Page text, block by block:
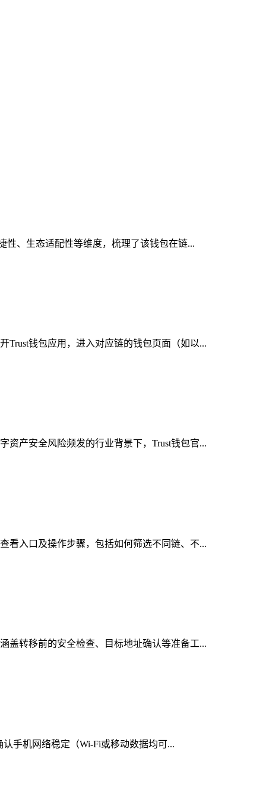
性、生态适配性等维度，梳理了该钱包在链...
Trust钱包应用，进入对应链的钱包页面（如以...
资产安全风险频发的行业背景下，Trust钱包官...
看入口及操作步骤，包括如何筛选不同链、不...
盖转移前的安全检查、目标地址确认等准备工...
手机网络稳定（Wi-Fi或移动数据均可...